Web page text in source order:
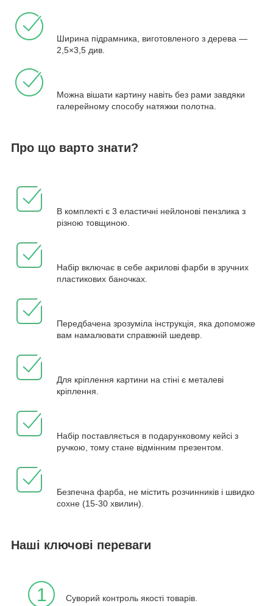
Ширина підрамника, виготовленого з дерева —
2,5×3,5 див.
Можна вішати картину навіть без рами завдяки
галерейному способу натяжки полотна.
Про що варто знати?
В комплекті є 3 еластичні нейлонові пензлика з
різною товщиною.
Набір включає в себе акрилові фарби в зручних
пластикових баночках.
Передбачена зрозуміла інструкція, яка допоможе
вам намалювати справжній шедевр.
Для кріплення картини на стіні є металеві
кріплення.
Набір поставляється в подарунковому кейсі з
ручкою, тому стане відмінним презентом.
Безпечна фарба, не містить розчинників і швидко
сохне (15-30 хвилин).
Наші ключові переваги
1 Суворий контроль якості товарів.